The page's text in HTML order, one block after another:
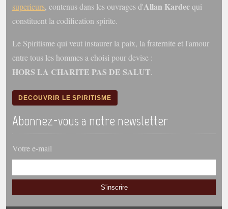
superieurs, contenus dans les ouvrages d'Allan Kardecqui
constituent la codification spirite.
Le Spiritisme qui veut instaurer la paix, la fraternite et l'amour
entre tous les hommes a choisi pour devise :
HORS LA CHARITE PAS DE SALUT.
DECOUVRIR LE SPIRITISME
Abonnez-vous a notre newsletter
Votre e-mail
S'inscrire